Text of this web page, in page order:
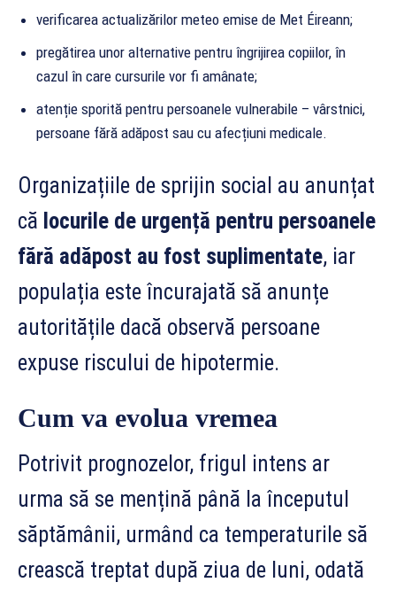
verificarea actualizărilor meteo emise de Met Éireann;
pregătirea unor alternative pentru îngrijirea copiilor, în
cazul în care cursurile vor fi amânate;
atenție sporită pentru persoanele vulnerabile – vârstnici,
persoane fără adăpost sau cu afecțiuni medicale.
Organizațiile de sprijin social au anunțat
că locurile de urgență pentru persoanele
fără adăpost au fost suplimentate, iar
populația este încurajată să anunțe
autoritățile dacă observă persoane
expuse riscului de hipotermie.
Cum va evolua vremea
Potrivit prognozelor, frigul intens ar
urma să se mențină până la începutul
săptămânii, urmând ca temperaturile să
crească treptat după ziua de luni, odată